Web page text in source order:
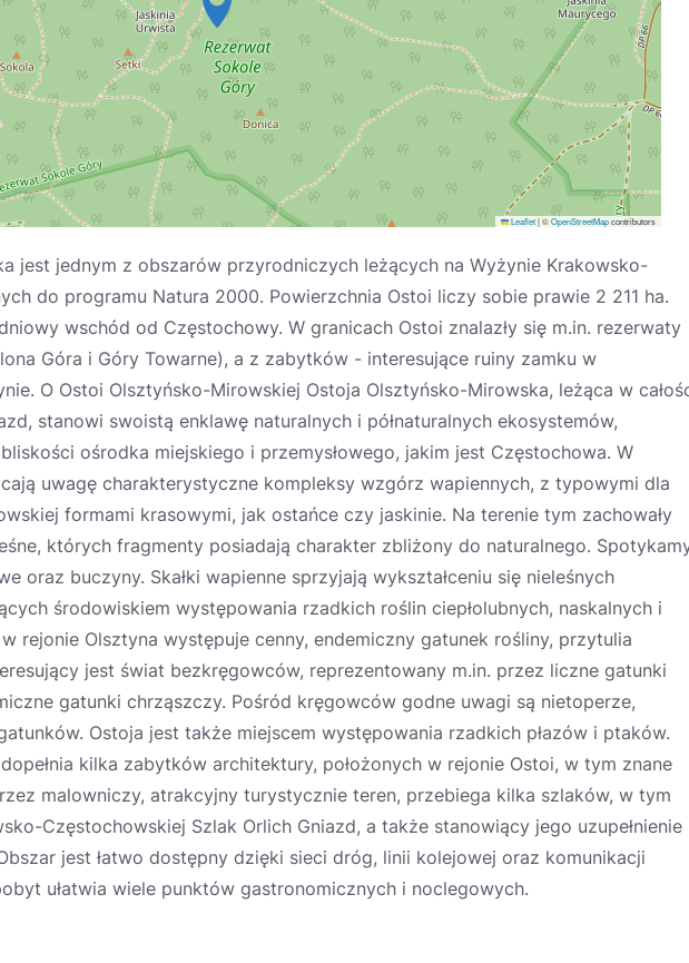
Leaflet|©OpenStreetMapcontributors
jest jednym z obszarów przyrodniczych leżących na Wyżynie Krakowsko-
do programu Natura 2000. Powierzchnia Ostoi liczy sobie prawie 2 211 ha.
wschód od Częstochowy. W granicach Ostoi znalazły się m.in. rezerwaty
Góra i Góry Towarne), a z zabytków - interesujące ruiny zamku w
O Ostoi Olsztyńsko-Mirowskiej Ostoja Olsztyńsko-Mirowska, leżąca w
stanowi swoistą enklawę naturalnych i półnaturalnych ekosystemów,
ośrodka miejskiego i przemysłowego, jakim jest Częstochowa. W
uwagę charakterystyczne kompleksy wzgórz wapiennych, z typowymi dla
formami krasowymi, jak ostańce czy jaskinie. Na terenie tym zachowały
których fragmenty posiadają charakter zbliżony do naturalnego.
oraz buczyny. Skałki wapienne sprzyjają wykształceniu się nieleśnych
środowiskiem występowania rzadkich roślin ciepłolubnych, naskalnych i
rejonie Olsztyna występuje cenny, endemiczny gatunek rośliny, przytulia
jest świat bezkręgowców, reprezentowany m.in. przez liczne gatunki
gatunki chrząszczy. Pośród kręgowców godne uwagi są nietoperze,
Ostoja jest także miejscem występowania rzadkich płazów i ptaków.
kilka zabytków architektury, położonych w rejonie Ostoi, w tym znane
malowniczy, atrakcyjny turystycznie teren, przebiega kilka szlaków, w tym
Częstochowskiej Szlak Orlich Gniazd, a także stanowiący jego uzupełnienie
jest łatwo dostępny dzięki sieci dróg, linii kolejowej oraz komunikacji
ułatwia wiele punktów gastronomicznych i noclegowych.